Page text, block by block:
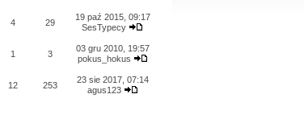
4 29
19 paź 2015, 09:17
SesTypecy
1 3
03 gru 2010, 19:57
pokus_hokus
12 253
23 sie 2017, 07:14
agus123